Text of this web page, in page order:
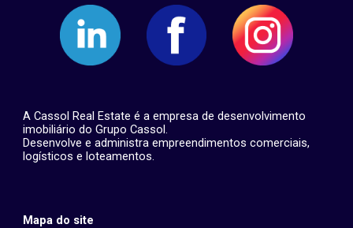
A Cassol Real Estate é a empresa de desenvolvimento
imobiliário do Grupo Cassol.
Desenvolve e administra empreendimentos comerciais,
logísticos e loteamentos.
Mapa do site